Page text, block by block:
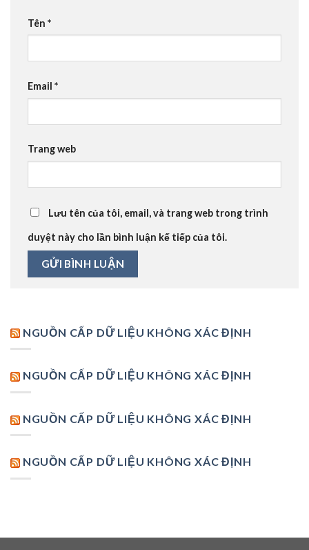
Tên *
Email *
Trang web
Lưu tên của tôi, email, và trang web trong trình
duyệt này cho lần bình luận kế tiếp của tôi.
NGUỒN CẤP DỮ LIỆU KHÔNG XÁC ĐỊNH
NGUỒN CẤP DỮ LIỆU KHÔNG XÁC ĐỊNH
NGUỒN CẤP DỮ LIỆU KHÔNG XÁC ĐỊNH
NGUỒN CẤP DỮ LIỆU KHÔNG XÁC ĐỊNH